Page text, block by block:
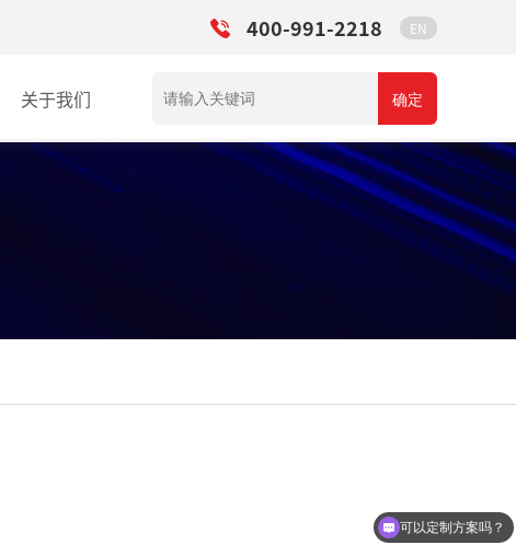
400-991-2218 EN
关于我们 确定
可以定制方案吗？